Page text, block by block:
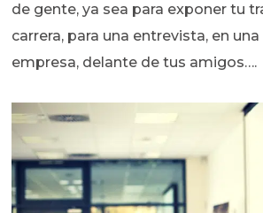
de gente, ya sea para exponer tu
carrera, para una entrevista, en
empresa, delante de tus amigos….